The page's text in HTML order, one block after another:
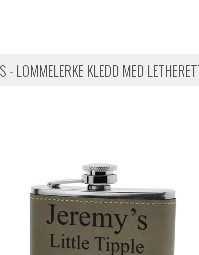
S - LOMMELERKE KLEDD MED